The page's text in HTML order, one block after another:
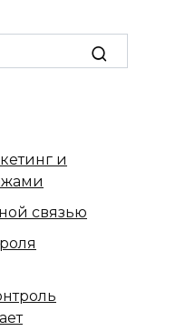
и
связью